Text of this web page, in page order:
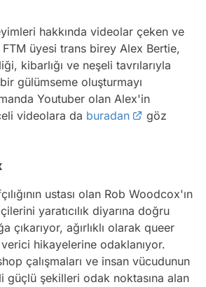
hakkında videolar çeken ve
FTM üyesi trans birey Alex Bertie,
kibarlığı ve neşeli tavrılarıyla
gülümseme oluşturmayı
Youtuber olan Alex'in
videolara da buradan
göz
ustası olan Rob Woodcox'ın
yaratıcılık diyarına doğru
çıkarıyor, ağırlıklı olarak queer
hikayelerine odaklanıyor.
çalışmaları ve insan vücudunun
güçlü şekilleri odak noktasına alan